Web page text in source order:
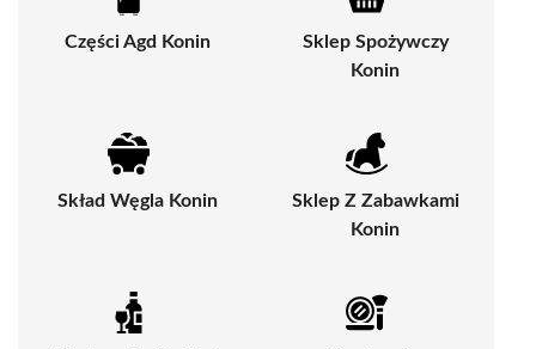
Części Agd Konin
Sklep Spożywczy
Konin
Skład Węgla Konin
Sklep Z Zabawkami
Konin